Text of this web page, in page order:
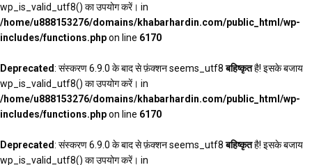
wp_is_valid_utf8() का उपयोग करें। in
/home/u888153276/domains/khabarhardin.com/public_html/wp-
includes/functions.phpon line 6170
Deprecated: संस्करण 6.9.0 के बाद से फ़ंक्शन seems_utf8बहिष्कृतहै! इसके बजाय
wp_is_valid_utf8() का उपयोग करें। in
/home/u888153276/domains/khabarhardin.com/public_html/wp-
includes/functions.phpon line 6170
Deprecated: संस्करण 6.9.0 के बाद से फ़ंक्शन seems_utf8बहिष्कृतहै! इसके बजाय
wp_is_valid_utf8() का उपयोग करें। in